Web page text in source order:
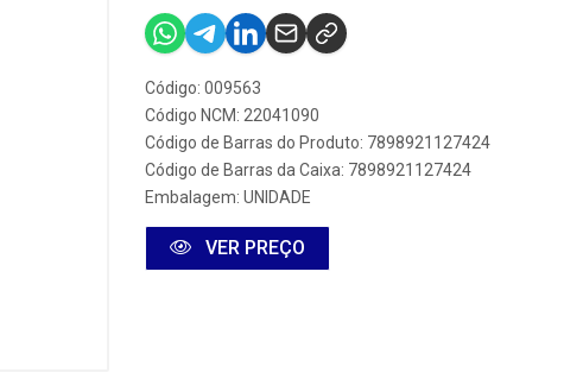
Código: 009563
Código NCM: 22041090
Código de Barras do Produto: 7898921127424
Código de Barras da Caixa: 7898921127424
Embalagem: UNIDADE
VER PREÇO